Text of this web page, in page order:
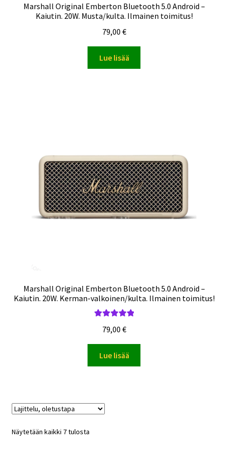
Marshall Original Emberton Bluetooth 5.0 Android –
Kaiutin. 20W. Musta/kulta. Ilmainen toimitus!
79,00 €
Lue lisää
Marshall Original Emberton Bluetooth 5.0 Android –
Kaiutin. 20W. Kerman-valkoinen/kulta. Ilmainen toimitus!
tuotteesta:
5.00/ 5
79,00 €
Lue lisää
Näytetään kaikki 7 tulosta